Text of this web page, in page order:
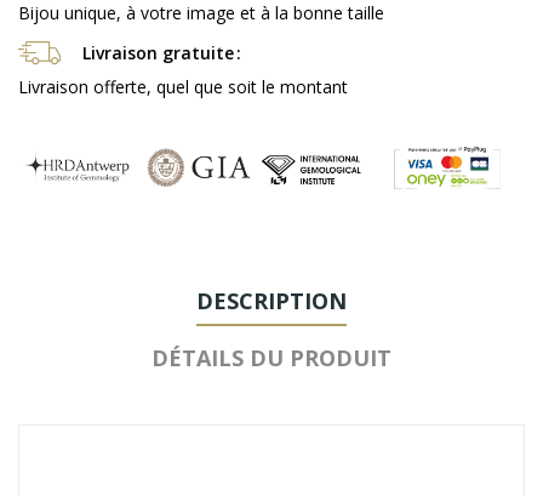
Bijou unique, à votre image et à la bonne taille
Livraison gratuite
Livraison offerte, quel que soit le montant
DESCRIPTION
DÉTAILS DU PRODUIT